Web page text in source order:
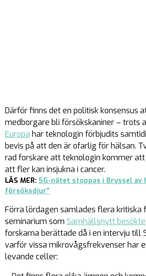
Därför finns det en politisk konsensus
medborgare bli försökskaniner – trots
Europa har teknologin förbjudits
bevis på att den är ofarlig för hälsan.
rad forskare att teknologin kommer
att fler kan insjukna i cancer.
LÄS MER: 5G-nätet stoppas i Bryssel av
försöksdjur”
Förra lördagen samlades flera
seminarium som Samhällsnytt besökte
forskarna berättade då i en intervju till
varför vissa mikrovågsfrekvenser har
levande celler: